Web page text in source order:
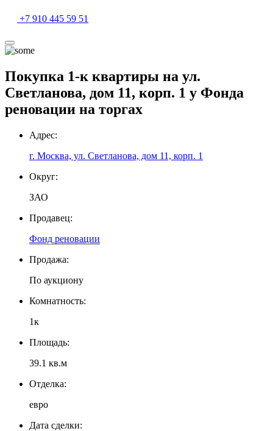
+7 910 445 59 51
Покупка 1-к квартиры на ул.
Светланова, дом 11, корп. 1 у Фонда
реновации на торгах
Адрес:
г. Москва, ул. Светланова, дом 11, корп. 1
Округ:
ЗАО
Продавец:
Фонд реновации
Продажа:
По аукциону
Комнатность:
1к
Площадь:
39.1 кв.м
Отделка:
евро
Дата сделки: